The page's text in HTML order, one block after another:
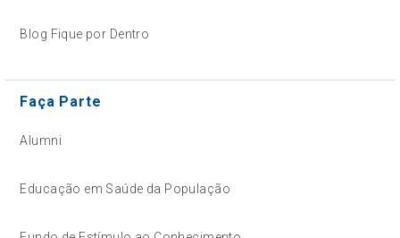
Blog Fique por Dentro
Faça Parte
Alumni
Educação em Saúde da População